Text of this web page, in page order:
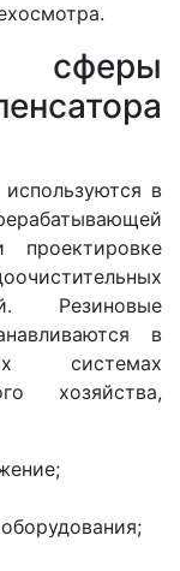
сферы
в
Резиновые
в
системах
хозяйства,